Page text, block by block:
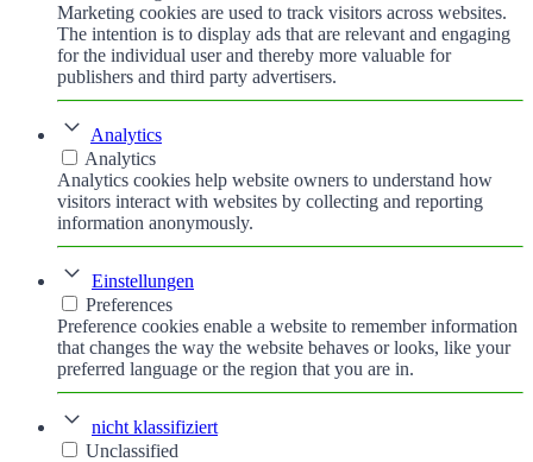
Marketing cookies are used to track visitors across websites.
The intention is to display ads that are relevant and engaging
for the individual user and thereby more valuable for
publishers and third party advertisers.
Analytics
Analytics
Analytics cookies help website owners to understand how
visitors interact with websites by collecting and reporting
information anonymously.
Einstellungen
Preferences
Preference cookies enable a website to remember information
that changes the way the website behaves or looks, like your
preferred language or the region that you are in.
nicht klassifiziert
Unclassified